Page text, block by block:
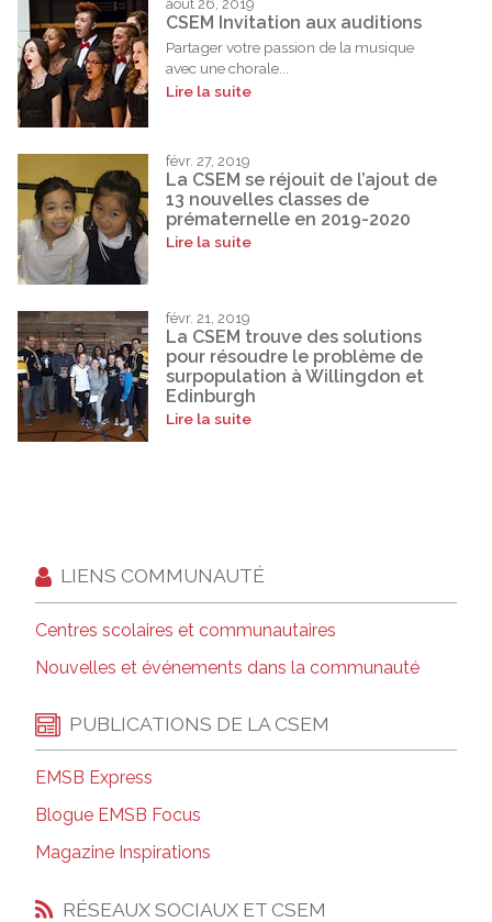
août 26, 2019
CSEM Invitation aux auditions
Partager votre passion de la musique
avec une chorale...
Lire la suite
févr. 27, 2019
La CSEM se réjouit de l’ajout de
13 nouvelles classes de
prématernelle en 2019-2020
Lire la suite
févr. 21, 2019
La CSEM trouve des solutions
pour résoudre le problème de
surpopulation à Willingdon et
Edinburgh
Lire la suite
LIENS COMMUNAUTÉ
Centres scolaires et communautaires
Nouvelles et événements dans la communauté
PUBLICATIONS DE LA CSEM
EMSB Express
Blogue EMSB Focus
Magazine Inspirations
RÉSEAUX SOCIAUX ET CSEM